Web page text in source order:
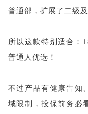
普通部，扩展了二级
所以这款特别适合：
普通人优选！
不过产品有健康告知
域限制，投保前务必